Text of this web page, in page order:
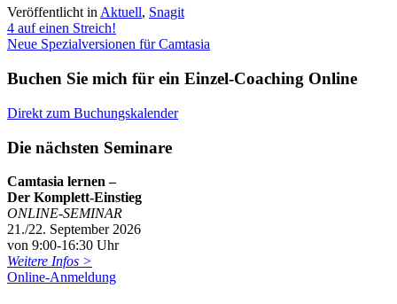
Veröffentlicht inAktuell, Snagit
Beitragsnavigation
4 auf einen Streich!
Neue Spezialversionen für Camtasia
Buchen Sie mich für ein Einzel-Coaching Online
Direkt zum Buchungskalender
Die nächsten Seminare
Camtasia lernen –
Der Komplett-Einstieg
ONLINE-SEMINAR
21./22. September 2026
von 9:00-16:30 Uhr
Weitere Infos >
Online-Anmeldung